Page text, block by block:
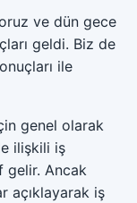
ve dün gece
geldi. Biz de
ile
genel olarak
ilişkili iş
gelir. Ancak
açıklayarak iş